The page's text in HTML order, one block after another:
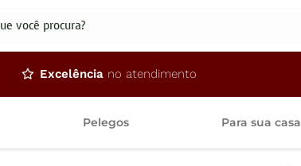
Excelência no atendimento
Pelegos Para sua casa